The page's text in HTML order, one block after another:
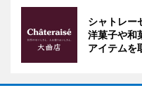
シャトレー
洋菓子や和
アイテムを